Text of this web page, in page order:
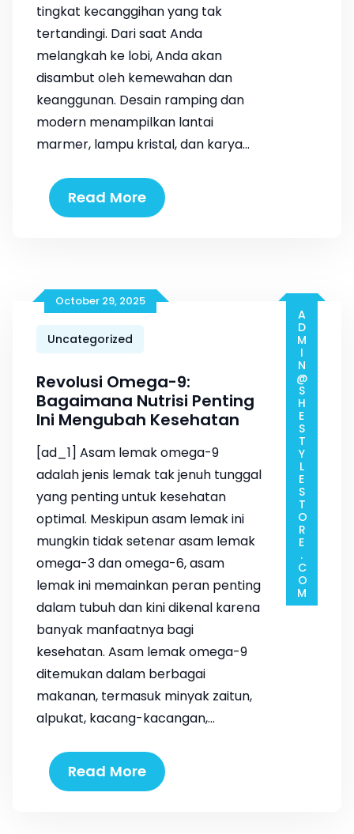
tingkat kecanggihan yang tak
tertandingi. Dari saat Anda
melangkah ke lobi, Anda akan
disambut oleh kemewahan dan
keanggunan. Desain ramping dan
modern menampilkan lantai
marmer, lampu kristal, dan karya…
Read More
October 29, 2025
Uncategorized
Revolusi Omega-9:
Bagaimana Nutrisi Penting
Ini Mengubah Kesehatan
[ad_1] Asam lemak omega-9
adalah jenis lemak tak jenuh tunggal
yang penting untuk kesehatan
optimal. Meskipun asam lemak ini
mungkin tidak setenar asam lemak
omega-3 dan omega-6, asam
lemak ini memainkan peran penting
dalam tubuh dan kini dikenal karena
banyak manfaatnya bagi
kesehatan. Asam lemak omega-9
ditemukan dalam berbagai
makanan, termasuk minyak zaitun,
alpukat, kacang-kacangan,…
Read More
ADMIN@SHESTYLESTORE.COM